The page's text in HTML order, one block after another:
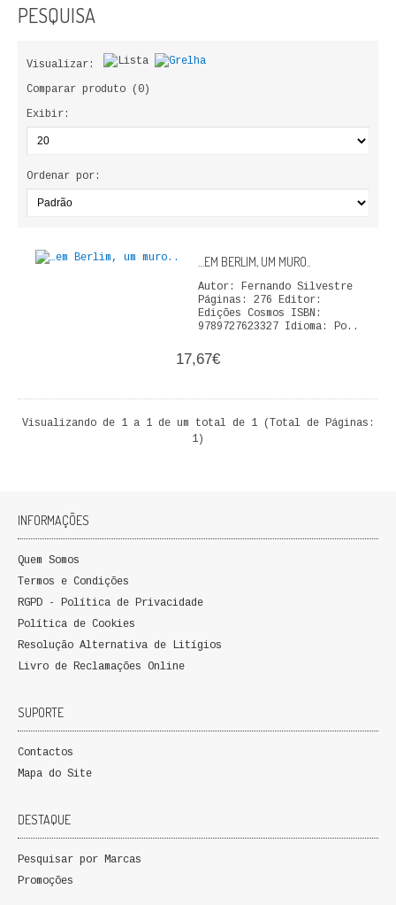
DIREITO
COSMOS DIREITO
ECONOMIA, GESTÃO, CONTABILIDADE
ANÁLISE DA ACÇÃO EDUCATIVA
COLEÇÃO PONTO DE INTERROGAÇÃO
COLEÇÃO PONTO E VÍRGULA
HISTÓRIA DE PORTUGAL
FICÇÃO E ROMANCE
LABIRINTOS DE EROS
NOVA BIBLIOTECA COSMOS
POESIA E TEATRO
OUTROS TEMAS
PESQUISA
Visualizar:
Comparar produto (0)
Exibir:
Ordenar por:
…EM BERLIM, UM MURO..
Autor: Fernando Silvestre
Páginas: 276 Editor:
Edições Cosmos ISBN:
9789727623327 Idioma: Po..
17,67€
Visualizando de 1 a 1 de um total de 1 (Total de Páginas:
1)
INFORMAÇÕES
Quem Somos
Termos e Condições
RGPD - Política de Privacidade
Política de Cookies
Resolução Alternativa de Litígios
Livro de Reclamações Online
SUPORTE
Contactos
Mapa do Site
DESTAQUE
Pesquisar por Marcas
Promoções